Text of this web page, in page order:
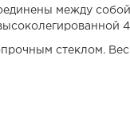
между
стеклом.